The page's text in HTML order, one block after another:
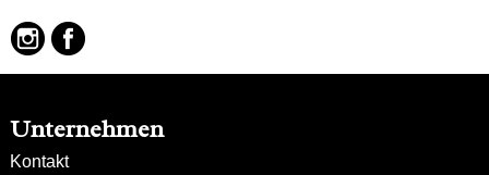
Unternehmen
Kontakt